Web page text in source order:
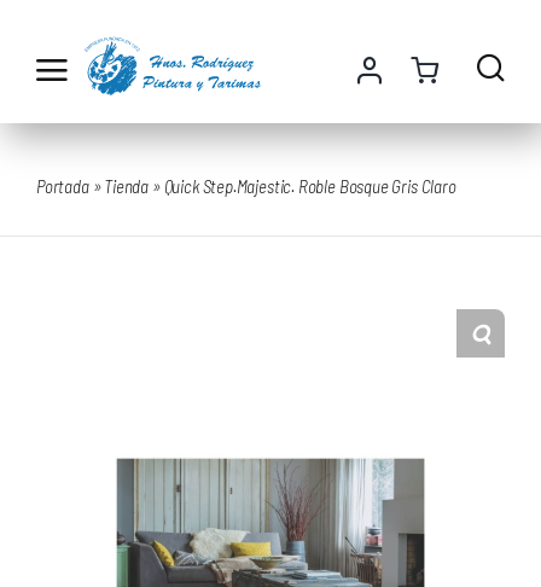
contenido
Portada»Tienda » Quick Step.Majestic. Roble Bosque Gris Claro